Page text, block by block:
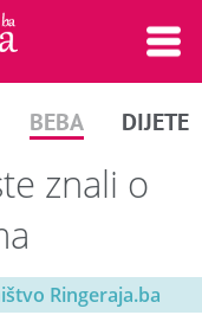
BEBA DIJETE
znali o
Ringeraja.ba